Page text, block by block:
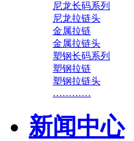
尼龙长码系列
尼龙拉链头
金属拉链
金属拉链头
塑钢长码系列
塑钢拉链
塑钢拉链头
…………
新闻中心